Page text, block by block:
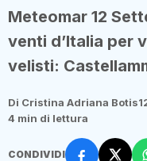
Meteomar 12
venti d’Italia per
velisti:
Di Cristina Adriana Botis
4 min di lettura
CONDIVIDI